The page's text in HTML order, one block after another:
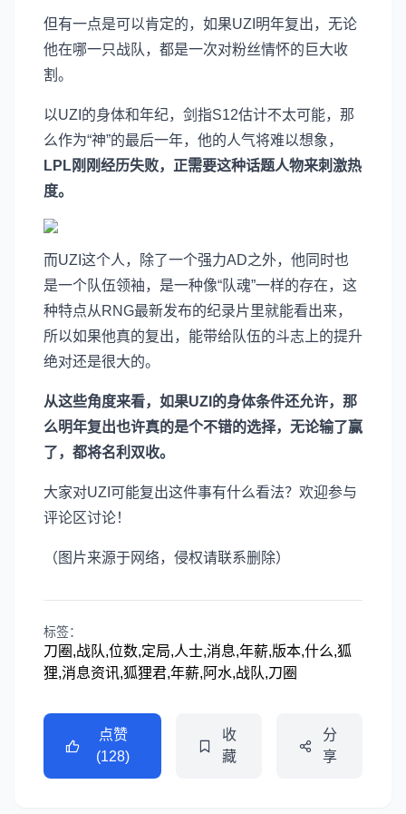
但有一点是可以肯定的，如果UZI明年复出，无论
他在哪一只战队，都是一次对粉丝情怀的巨大收
割。
以UZI的身体和年纪，剑指S12估计不太可能，那
么作为“神”的最后一年，他的人气将难以想象，
LPL刚刚经历失败，正需要这种话题人物来刺激热
度。
而UZI这个人，除了一个强力AD之外，他同时也
是一个队伍领袖，是一种像“队魂”一样的存在，这
种特点从RNG最新发布的纪录片里就能看出来，
所以如果他真的复出，能带给队伍的斗志上的提升
绝对还是很大的。
从这些角度来看，如果UZI的身体条件还允许，那
么明年复出也许真的是个不错的选择，无论输了赢
了，都将名利双收。
大家对UZI可能复出这件事有什么看法？欢迎参与
评论区讨论！
（图片来源于网络，侵权请联系删除）
标签：
刀圈,战队,位数,定局,人士,消息,年薪,版本,什么,狐
狸,消息资讯,狐狸君,年薪,阿水,战队,刀圈
点赞
(128)
收
藏
分
享